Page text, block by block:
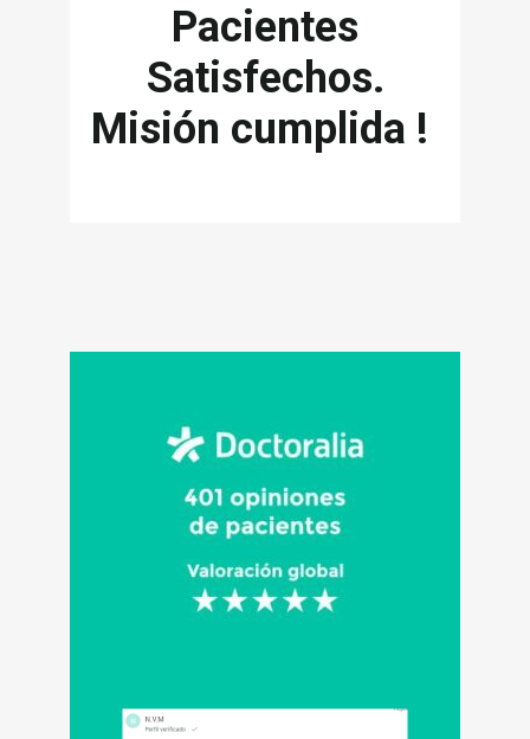
Pacientes
Satisfechos.
Misión cumplida !